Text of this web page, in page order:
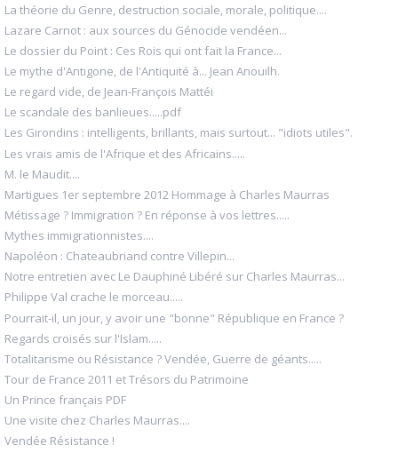
La théorie du Genre, destruction sociale, morale, politique....
Lazare Carnot : aux sources du Génocide vendéen...
Le dossier du Point : Ces Rois qui ont fait la France...
Le mythe d'Antigone, de l'Antiquité à... Jean Anouilh.
Le regard vide, de Jean-François Mattéi
Le scandale des banlieues.....pdf
Les Girondins : intelligents, brillants, mais surtout... "idiots utiles".
Les vrais amis de l'Afrique et des Africains.....
M. le Maudit....
Martigues 1er septembre 2012 Hommage à Charles Maurras
Métissage ? Immigration ? En réponse à vos lettres.....
Mythes immigrationnistes....
Napoléon : Chateaubriand contre Villepin...
Notre entretien avec Le Dauphiné Libéré sur Charles Maurras...
Philippe Val crache le morceau.....
Pourrait-il, un jour, y avoir une "bonne" République en France ?
Regards croisés sur l'Islam.....
Totalitarisme ou Résistance ? Vendée, Guerre de géants.....
Tour de France 2011 et Trésors du Patrimoine
Un Prince français PDF
Une visite chez Charles Maurras....
Vendée Résistance !